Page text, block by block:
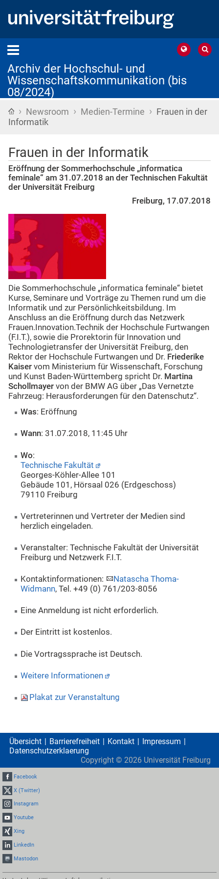
Archiv der Hochschul- und
Wissenschaftskommunikation (bis
08/2024)
Startseite
› Newsroom › Medien-Termine › Frauen in der
Informatik
Frauen in der Informatik
Eröffnung der Sommerhochschule „informatica
feminale“ am 31.07.2018 an der Technischen Fakultät
der Universität Freiburg
Freiburg, 17.07.2018
Die Sommerhochschule „informatica feminale“ bietet
Kurse, Seminare und Vorträge zu Themen rund um die
Informatik und zur Persönlichkeitsbildung. Im
Anschluss an die Eröffnung durch das Netzwerk
Frauen.Innovation.Technik der Hochschule Furtwangen
(F.I.T.), sowie die Prorektorin für Innovation und
Technologietransfer der Universität Freiburg, den
Rektor der Hochschule Furtwangen und Dr. Friederike
Kaiser vom Ministerium für Wissenschaft, Forschung
und Kunst Baden-Württemberg spricht Dr. Martina
Schollmayer von der BMW AG über „Das Vernetzte
Fahrzeug: Herausforderungen für den Datenschutz“.
Was: Eröffnung
Wann: 31.07.2018, 11:45 Uhr
Wo:
Technische Fakultät
Georges-Köhler-Allee 101
Gebäude 101, Hörsaal 026 (Erdgeschoss)
79110 Freiburg
Vertreterinnen und Vertreter der Medien sind
herzlich eingeladen.
Veranstalter: Technische Fakultät der Universität
Freiburg und Netzwerk F.I.T.
Kontaktinformationen:
Natascha Thoma-
Widmann, Tel. +49 (0) 761/203-8056
Eine Anmeldung ist nicht erforderlich.
Der Eintritt ist kostenlos.
Die Vortragssprache ist Deutsch.
Weitere Informationen
Plakat zur Veranstaltung
Übersicht Barrierefreiheit Kontakt
Impressum
Datenschutzerklaerung
Copyright © 2026 Universität Freiburg
Facebook
X (Twitter)
Instagram
Youtube
Xing
LinkedIn
Mastodon